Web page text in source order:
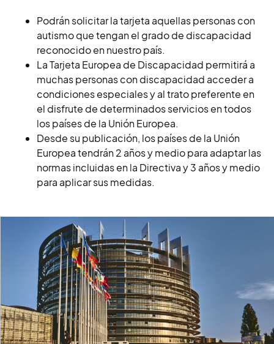
Podrán solicitar la tarjeta aquellas personas con
autismo que tengan el grado de discapacidad
reconocido en nuestro país.
La Tarjeta Europea de Discapacidad permitirá a
muchas personas con discapacidad acceder a
condiciones especiales y al trato preferente en
el disfrute de determinados servicios en todos
los países de la Unión Europea.
Desde su publicación, los países de la Unión
Europea tendrán 2 años y medio para adaptar las
normas incluidas en la Directiva y 3 años y medio
para aplicar sus medidas.